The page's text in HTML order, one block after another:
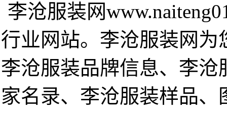
李沧服装网
行业网站。李沧服装网
李沧服装品牌信息、李
家名录、李沧服装样品